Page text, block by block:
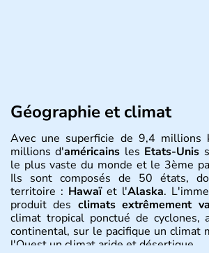
Géographie et climat
Avec une superficie de 9,4 millions
millions d'américains les Etats-Unis
le plus vaste du monde et le 3ème
Ils sont composés de 50 états,
territoire : Hawaïet l'Alaska.
produit des climats extrêmement
climat tropical ponctué de cyclones,
continental, sur le pacifique un climat
l'Ouest un climat aride et désertique.